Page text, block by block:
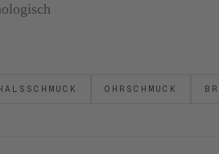
OHRSCHMUCK